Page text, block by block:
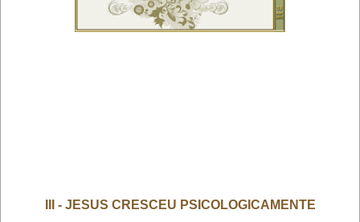
III - JESUS CRESCEU PSICOLOGICAMENTE